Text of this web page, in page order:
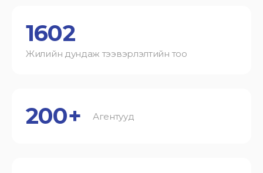
1602
Жилийн дундаж тээвэрлэлтийн тоо
200+ Агентууд